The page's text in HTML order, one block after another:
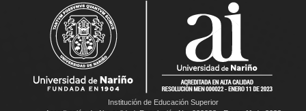
Institución de Educación Superior